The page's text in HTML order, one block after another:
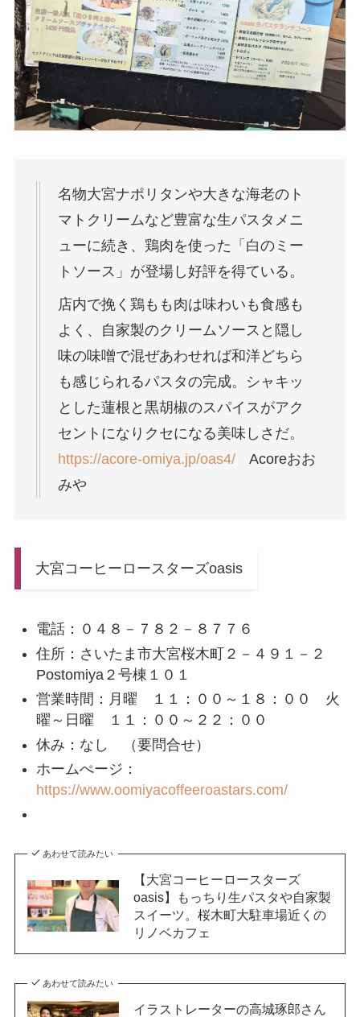
名物大宮ナポリタンや大きな海老のト
マトクリームなど豊富な生パスタメニ
ューに続き、鶏肉を使った「白のミー
トソース」が登場し好評を得ている。
店内で挽く鶏もも肉は味わいも食感も
よく、自家製のクリームソースと隠し
味の味噌で混ぜあわせれば和洋どちら
も感じられるパスタの完成。シャキッ
とした蓮根と黒胡椒のスパイスがアク
セントになりクセになる美味しさだ。
https://acore-omiya.jp/oas4/Acoreおお
みや
大宮コーヒーロースターズoasis
電話：０４８－７８２－８７７６
住所：さいたま市大宮桜木町２－４９１－２
Postomiya２号棟１０１
営業時間：月曜 １１：００～１８：００ 火
曜～日曜 １１：００～２２：００
休み：なし （要問合せ）
ホームぺージ：
https://www.oomiyacoffeeroastars.com/
あわせて読みたい
【大宮コーヒーロースターズ
oasis】もっちり生パスタや自家製
スイーツ。桜木町大駐車場近くの
リノベカフェ
あわせて読みたい
イラストレーターの高城琢郎さん